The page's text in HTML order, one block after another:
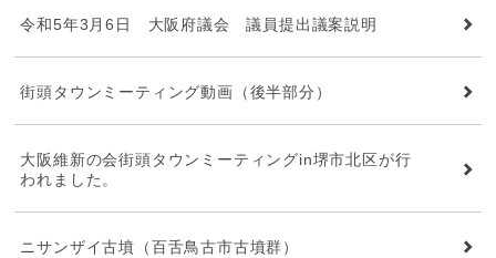
令和5年3月6日 大阪府議会 議員提出議案説明
街頭タウンミーティング動画（後半部分）
大阪維新の会街頭タウンミーティングin堺市北区が行
われました。
ニサンザイ古墳（百舌鳥古市古墳群）